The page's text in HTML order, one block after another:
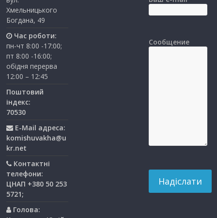
Хмельницького
Богдана, 49
Час роботи:
пн-чт 8:00 -17:00;
пт 8:00 -16:00;
обідня перерва
12:00 – 12:45
Поштовий
індекс:
70530
E-Mail адреса:
komishuvakha@u
kr.net
Контактні
телефони:
ЦНАП +380 50 253
5721;
Голова:
Сообщение